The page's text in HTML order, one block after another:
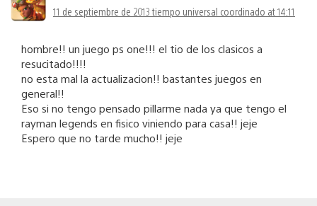
11 de septiembre de 2013 tiempo universal coordinado at 14:11
hombre!! un juego ps one!!! el tio de los clasicos a
resucitado!!!!
no esta mal la actualizacion!! bastantes juegos en
general!!
Eso si no tengo pensado pillarme nada ya que tengo el
rayman legends en fisico viniendo para casa!! jeje
Espero que no tarde mucho!! jeje